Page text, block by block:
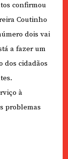
confirmou
Coutinho
dois vai
a fazer um
dos cidadãos
à
problemas